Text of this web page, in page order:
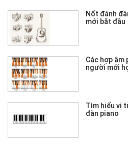
Nốt đánh
mới bắt đầu
Các hợp âm
người mới
Tìm hiểu vị
đàn piano